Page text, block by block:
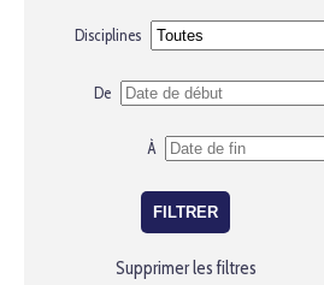
Disciplines
De
À
Supprimer les filtres